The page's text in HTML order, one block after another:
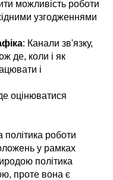
можливість роботи
узгодженнями
: Канали зв'язку,
де, коли і як
і
оцінюватися
роботи
у рамках
політика
проте вона є